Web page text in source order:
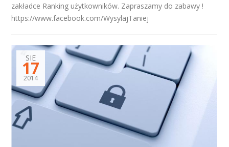
zakładce Ranking użytkowników. Zapraszamy do zabawy !
https://www.facebook.com/WysylajTaniej
SIE
17
2014